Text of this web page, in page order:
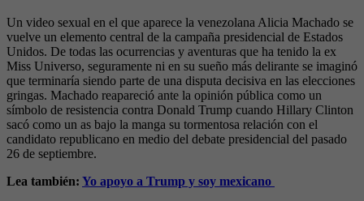
Un video sexual en el que aparece la venezolana Alicia Machado se
vuelve un elemento central de la campaña presidencial de Estados
Unidos. De todas las ocurrencias y aventuras que ha tenido la ex
Miss Universo, seguramente ni en su sueño más delirante se imaginó
que terminaría siendo parte de una disputa decisiva en las elecciones
gringas. Machado reapareció ante la opinión pública como un
símbolo de resistencia contra Donald Trump cuando Hillary Clinton
sacó como un as bajo la manga su tormentosa relación con el
candidato republicano en medio del debate presidencial del pasado
26 de septiembre.
Lea también: Yo apoyo a Trump y soy mexicano